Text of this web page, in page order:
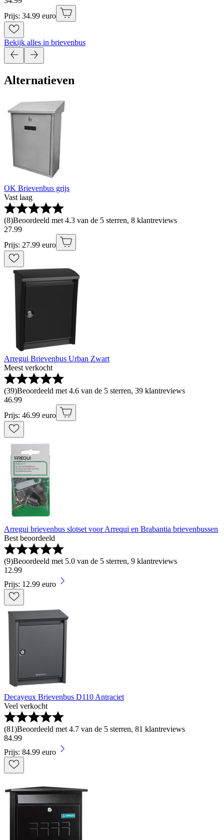
Prijs: 34.99 euro
Bekijk alles in brievenbus
Alternatieven
OK Brievenbus grijs
Vast laag
(8)Beoordeeld met 4.3 van de 5 sterren, 8 klantreviews
27.99
Prijs: 27.99 euro
Arregui Brievenbus Urban Zwart
Meest verkocht
(39)Beoordeeld met 4.6 van de 5 sterren, 39 klantreviews
46.99
Prijs: 46.99 euro
Arregui brievenbus slotset voor Arrequi en Brabantia brievenbussen
Best beoordeeld
(9)Beoordeeld met 5.0 van de 5 sterren, 9 klantreviews
12.99
Prijs: 12.99 euro
Decayeux Brievenbus D110 Antraciet
Veel verkocht
(81)Beoordeeld met 4.7 van de 5 sterren, 81 klantreviews
84.99
Prijs: 84.99 euro